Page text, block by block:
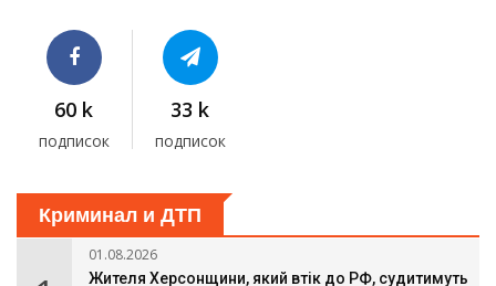
60 k
подписок
33 k
подписок
Криминал и ДТП
01.08.2026
Жителя Херсонщини, який втік до РФ, судитимуть